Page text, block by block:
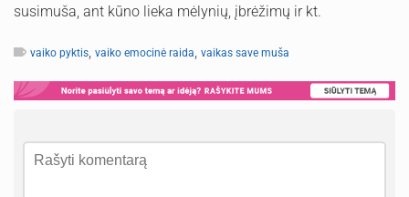
susimuša, ant kūno lieka mėlynių, įbrėžimų ir kt.
vaiko pyktis, vaiko emocinė raida, vaikas save muša